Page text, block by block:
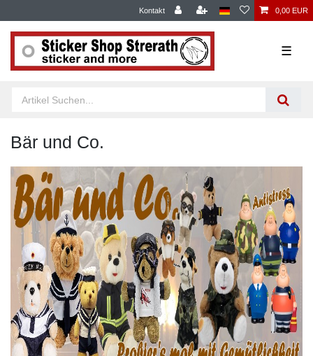
Kontakt 0,00 EUR
☰
Bär und Co.